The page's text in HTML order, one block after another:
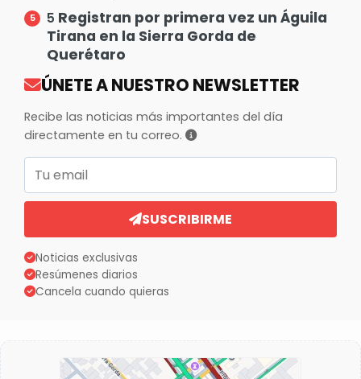
5 Registran por primera vez un Águila
Tirana en la Sierra Gorda de
Querétaro
ÚNETE A NUESTRO NEWSLETTER
Recibe las noticias más importantes del día
directamente en tu correo.
Correo electrónico
SUSCRIBIRME
Noticias exclusivas
Resúmenes diarios
Cancela cuando quieras